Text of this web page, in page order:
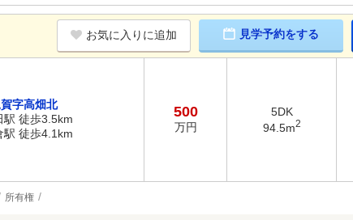
お気に入りに追加 見学予約をする
字高畑北
駅 徒歩3.5km
駅 徒歩4.1km
500
万円
5DK
94.5m2
所有権